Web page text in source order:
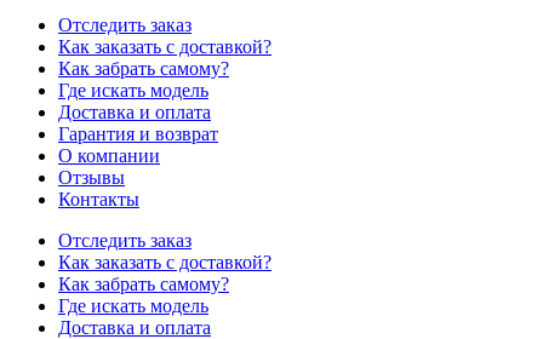
Отследить заказ
Как заказать с доставкой?
Как забрать самому?
Где искать модель
Доставка и оплата
Гарантия и возврат
О компании
Отзывы
Контакты
Отследить заказ
Как заказать с доставкой?
Как забрать самому?
Где искать модель
Доставка и оплата